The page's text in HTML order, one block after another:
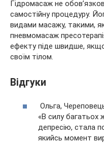
Гідромасаж не
самостійну процедуру.
видами масажу, такими,
пневмомасаж
ефекту піде швидше,
своїм тілом.
Відгуки
Ольга,
«В силу багатьох
депресію, стала
якийсь момент